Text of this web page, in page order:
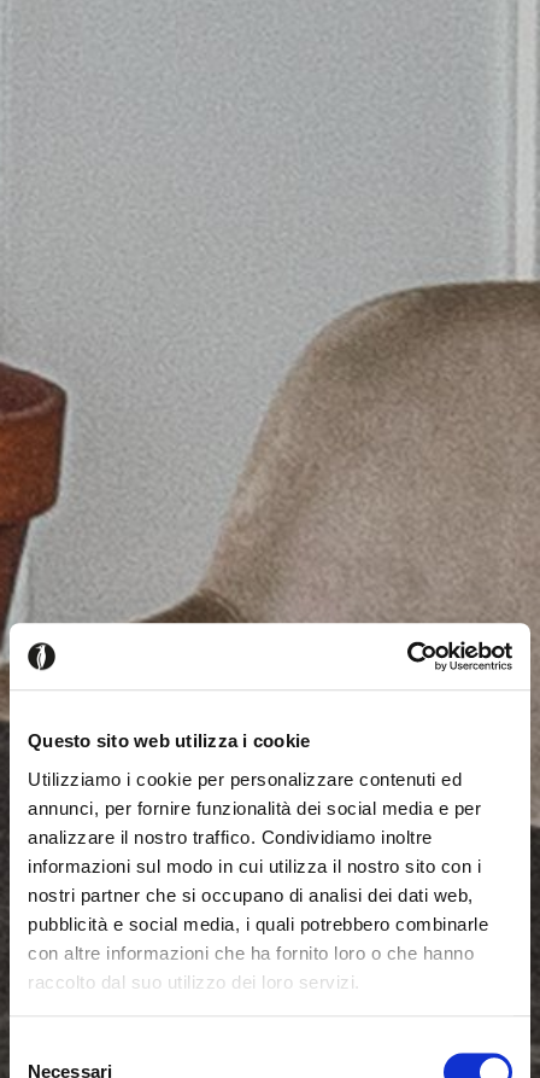
Questo sito web utilizza i cookie
Utilizziamo i cookie per personalizzare contenuti ed
annunci, per fornire funzionalità dei social media e per
analizzare il nostro traffico. Condividiamo inoltre
informazioni sul modo in cui utilizza il nostro sito con i
nostri partner che si occupano di analisi dei dati web,
pubblicità e social media, i quali potrebbero combinarle
con altre informazioni che ha fornito loro o che hanno
raccolto dal suo utilizzo dei loro servizi.
Necessari
Seems like you’re browsing from Close